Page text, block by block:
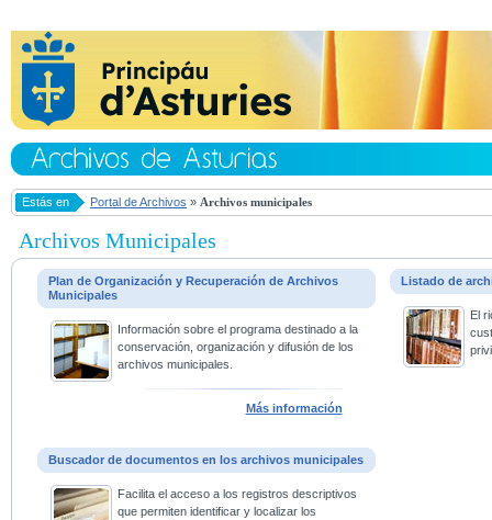
Estás en Portal de Archivos » Archivos municipales
Archivos Municipales
Plan de Organización y Recuperación de Archivos
Municipales
Información sobre el programa destinado a la
conservación, organización y difusión de los
archivos municipales.
Más información
Listado de
El
Buscador de documentos en los archivos municipales
Facilita el acceso a los registros descriptivos
que permiten identificar y localizar los